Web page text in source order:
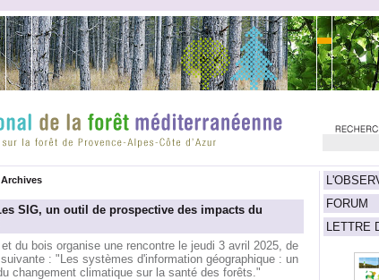
FORUM
LETTRE
Archives
SIG, un outil de prospective des impacts du
du bois organise une rencontre le jeudi 3 avril 2025, de
: "Les systèmes d'information géographique : un
changement climatique sur la santé des forêts."